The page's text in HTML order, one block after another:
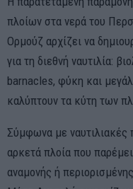
πλοίων στα νερά του
Ορμούζ αρχίζει να
για τη διεθνή ναυτιλία:
barnacles, φύκη και
καλύπτουν τα κύτη των
Σύμφωνα με ναυτιλιακές
αρκετά πλοία που
αναμονής ή